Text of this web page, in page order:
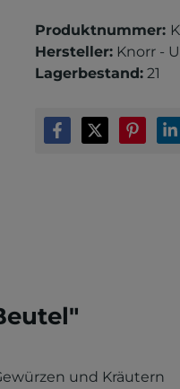
Produktnummer:
Hersteller: Knorr -
Lagerbestand: 21
und Kräutern